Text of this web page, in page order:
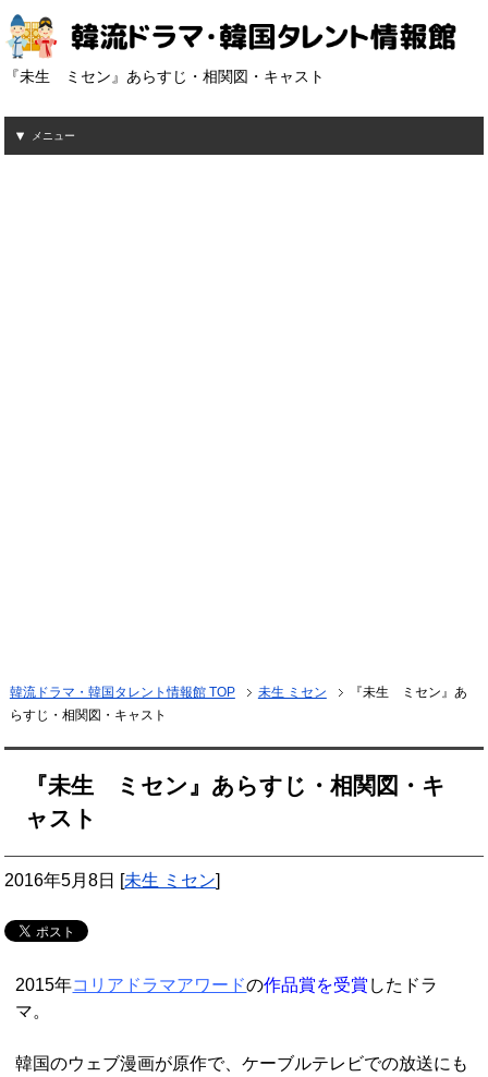
『未生 ミセン』あらすじ・相関図・キャスト
メニュー
韓流ドラマ・韓国タレント情報館 TOP 未生 ミセン
『未生 ミセン』あ
らすじ・相関図・キャスト
『未生 ミセン』あらすじ・相関図・キ
ャスト
2016年5月8日 [未生 ミセン]
2015年コリアドラマアワードの作品賞を受賞 したドラ
マ。
韓国のウェブ漫画が原作で、ケーブルテレビでの放送にも